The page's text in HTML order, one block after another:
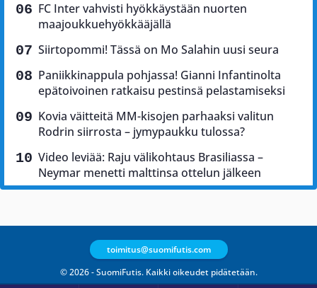
FC Inter vahvisti hyökkäystään nuorten
maajoukkuehyökkääjällä
Siirtopommi! Tässä on Mo Salahin uusi seura
Paniikkinappula pohjassa! Gianni Infantinolta
epätoivoinen ratkaisu pestinsä pelastamiseksi
Kovia väitteitä MM-kisojen parhaaksi valitun
Rodrin siirrosta – jymypaukku tulossa?
Video leviää: Raju välikohtaus Brasiliassa –
Neymar menetti malttinsa ottelun jälkeen
© 2026 - SuomiFutis. Kaikki oikeudet pidätetään.
toimitus@suomifutis.com